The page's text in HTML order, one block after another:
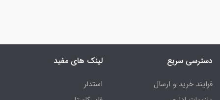
دسترسی سریع
فرایند خرید و ارسال
لینک های مفید
استدلر